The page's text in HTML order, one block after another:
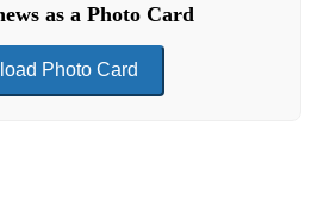
as a Photo Card
Photo Card